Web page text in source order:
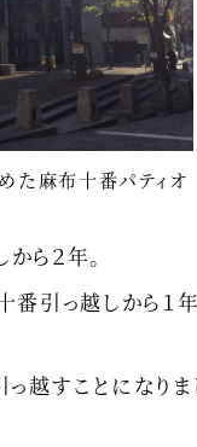
た麻布十番パティオ
ら２年。
引っ越しから１年
っ越すことになりま